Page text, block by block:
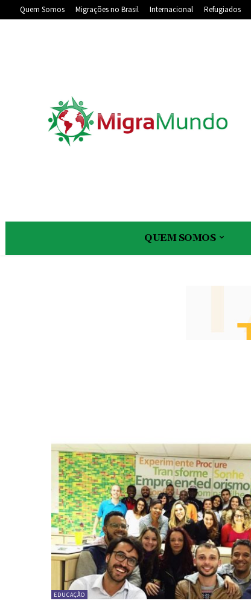
Quem Somos Migrações no Brasil Internacional Refugiados
QUEM SOMOS
EDUCAÇÃO